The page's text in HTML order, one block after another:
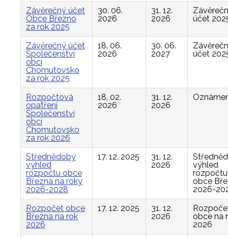
Závěrečný účet
Obce Březno
za rok 2025
30. 06.
2026
31. 12.
2026
účet
Závěrečný účet
Společenství
obcí
Chomutovsko
za rok 2025
18. 06.
2026
30. 06.
2027
účet
Rozpočtová
opatření
Společenství
obcí
Chomutovsko
za rok 2026
18. 02.
2026
31. 12.
2026
Střednědobý
výhled
rozpočtu obce
Března na roky
2026-2028
17. 12. 2025
31. 12.
2026
výhled
rozpočtu
obce
2026-
Rozpočet obce
Března na rok
2026
17. 12. 2025
31. 12.
2026
obce na
2026